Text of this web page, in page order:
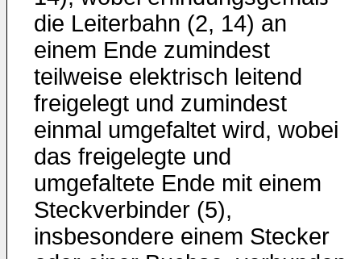
die Leiterbahn (2, 14) an
einem Ende zumindest
teilweise elektrisch leitend
freigelegt und zumindest
einmal umgefaltet wird, wobei
das freigelegte und
umgefaltete Ende mit einem
Steckverbinder (5),
insbesondere einem Stecker